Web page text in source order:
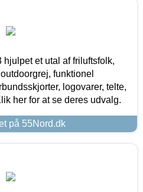
et utal af friluftsfolk,
funktionel
logovarer, telte,
her for at se deres udvalg.
på 55Nord.dk